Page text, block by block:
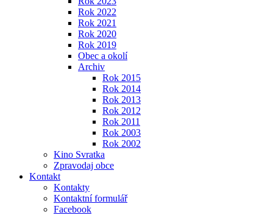
Rok 2022
Rok 2021
Rok 2020
Rok 2019
Obec a okolí
Archiv
Rok 2015
Rok 2014
Rok 2013
Rok 2012
Rok 2011
Rok 2003
Rok 2002
Kino Svratka
Zpravodaj obce
Kontakt
Kontakty
Kontaktní formulář
Facebook